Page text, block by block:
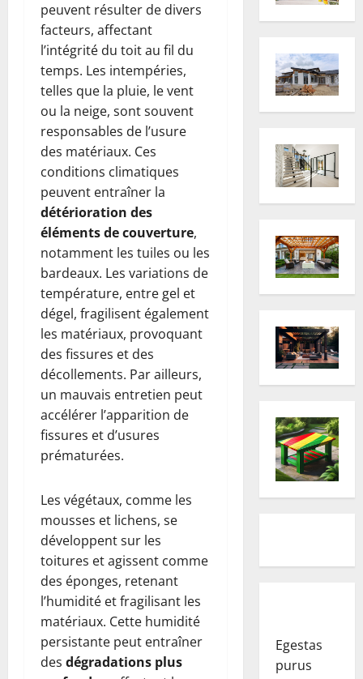
peuvent résulter de divers
facteurs, affectant
l’intégrité du toit au fil du
temps. Les intempéries,
telles que la pluie, le vent
ou la neige, sont souvent
responsables de l’usure
des matériaux. Ces
conditions climatiques
peuvent entraîner la
détérioration des
éléments de couverture,
notamment les tuiles ou les
bardeaux. Les variations de
température, entre gel et
dégel, fragilisent également
les matériaux, provoquant
des fissures et des
décollements. Par ailleurs,
un mauvais entretien peut
accélérer l’apparition de
fissures et d’usures
prématurées.
Les végétaux, comme les
mousses et lichens, se
développent sur les
toitures et agissent comme
des éponges, retenant
l’humidité et fragilisant les
matériaux. Cette humidité
persistante peut entraîner
des dégradations plus
Egestas
purus